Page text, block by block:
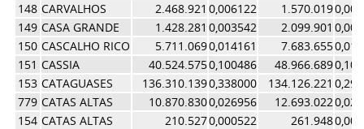
148 CARVALHOS 2.468.921 0,006122 1.570.019
149 CASA GRANDE 1.428.281 0,003542 2.099.901
150 CASCALHO RICO 5.711.0690,014161 7.683.655
151 CASSIA 40.524.5750,100486 48.966.689
153 CATAGUASES 136.310.1390,338000 134.126.221
779 CATAS ALTAS 10.870.8300,026956 12.693.022
154 CATAS ALTAS
210.5270,000522 261.948